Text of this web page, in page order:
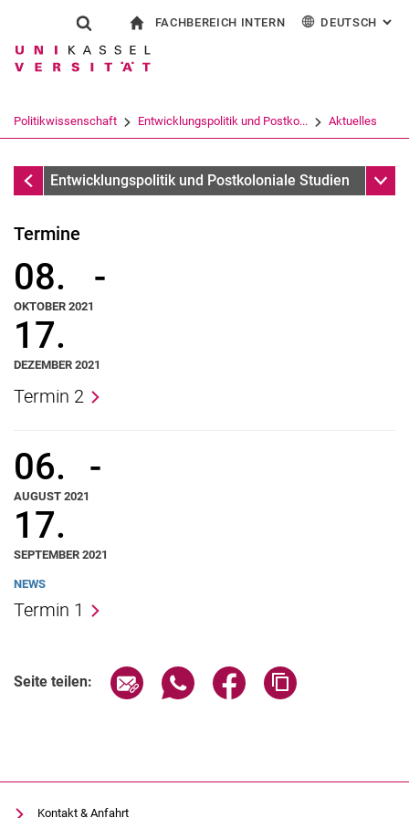
Springe direkt zu: Inhalt
Springe direkt zu: Suche
Springe direkt zu:
Suchformular
Suchbegriff
Suchen (öffnet externen Link in einem
FACHBEREICH INTERN DEUTSCH :
Politikwissenschaft Entwicklungspolitik und Postko... Aktuelles
AktuellesEntwicklungspolitik und Postkoloniale Studien
Termine
08.
OKTOBER 2021
-
17.
DEZEMBER 2021
Termin 2
06.
AUGUST 2021
-
17.
SEPTEMBER 2021
NEWS
Termin 1
Seite teilen: Seite über E-Mail teilen
Seite über WhatsApp teilen
Seite über Facebook
Kontakt & Anfahrt